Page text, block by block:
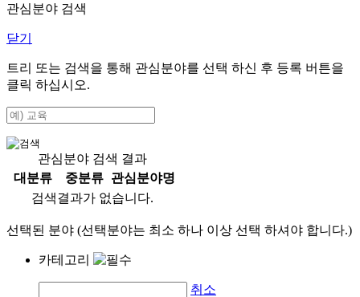
관심분야 검색
닫기
트리 또는 검색을 통해 관심분야를 선택 하신 후 등록 버튼을
클릭 하십시오.
관심분야 검색 결과
대분류
중분류
관심분야명
검색결과가 없습니다.
선택된 분야 (선택분야는 최소 하나 이상 선택 하셔야 합니다.)
카테고리
취소